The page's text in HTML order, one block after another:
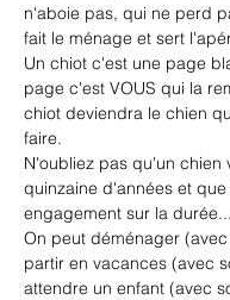
n'aboie pas, qui ne perd
fait le ménage et sert
Un chiot c'est une page
page c'est VOUS qui la
chiot deviendra le chien
faire.
N'oubliez pas qu'un chien
quinzaine d'années et
engagement sur la
On peut déménager
partir en vacances (avec
attendre un enfant (avec